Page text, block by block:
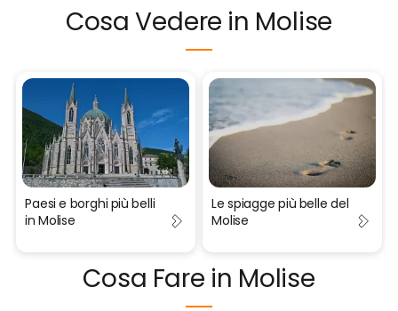
Cosa Vedere in Molise
Paesi e borghi più belli
in Molise
Le spiagge più belle del
Molise
Cosa Fare in Molise